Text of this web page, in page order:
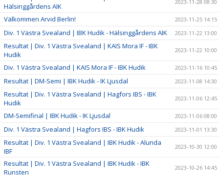
Hälsinggårdens AIK
2023-11-28 08:30
Välkommen Arvid Berlin! 2023-11-25 14:15
Div. 1 Västra Svealand | IBK Hudik - Hälsinggårdens AIK 2023-11-22 13:00
Resultat | Div. 1 Västra Svealand | KAIS Mora IF - IBK
Hudik
2023-11-22 10:00
Div. 1 Västra Svealand | KAIS Mora IF - IBK Hudik 2023-11-16 10:45
Resultat | DM-Semi | IBK Hudik - IK Ljusdal 2023-11-08 14:30
Resultat | Div. 1 Västra Svealand | Hagfors IBS - IBK
Hudik
2023-11-06 12:45
DM-Semifinal | IBK Hudik - IK Ljusdal 2023-11-06 08:00
Div. 1 Västra Svealand | Hagfors IBS - IBK Hudik 2023-11-01 13:30
Resultat | Div. 1 Västra Svealand | IBK Hudik - Alunda
IBF
2023-10-30 12:00
Resultat | Div. 1 Västra Svealand | IBK Hudik - IBK
Runsten
2023-10-26 14:45